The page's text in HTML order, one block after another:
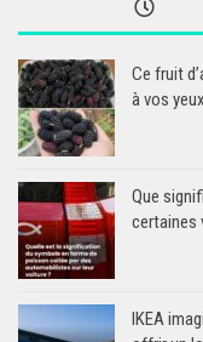
Ce fruit
à vos
Que
certaines
IKEA